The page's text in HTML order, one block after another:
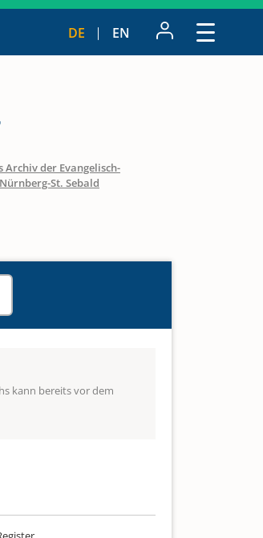
DE EN
Archiv der Evangelisch-
Nürnberg-St. Sebald
kann bereits vor dem